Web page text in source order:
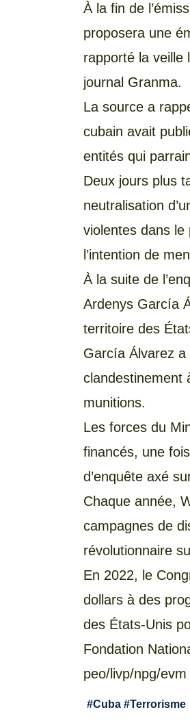
À la fin de
proposera une
rapporté la veille
journal Granma.
La source a
cubain avait
entités qui
Deux jours plus
neutralisation
violentes dans le
l’intention de
À la suite de
Ardenys García
territoire des
García Álvarez
clandestinement
munitions.
Les forces du
financés, une
d’enquête axé
Chaque année,
campagnes de
révolutionnaire
En 2022, le
dollars à des
des États-Unis
Fondation
peo/livp/npg/evm
#Cuba #Terrorisme